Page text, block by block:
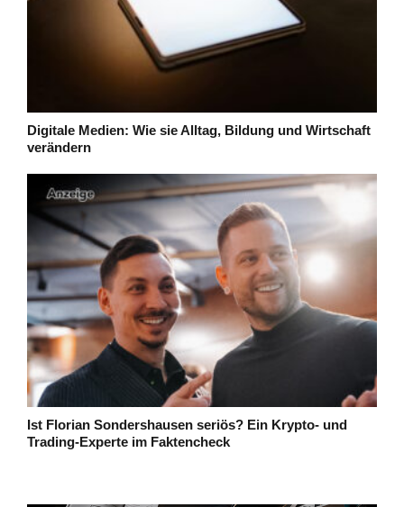
Digitale Medien: Wie sie Alltag, Bildung und Wirtschaft
verändern
Ist Florian Sondershausen seriös? Ein Krypto- und
Trading-Experte im Faktencheck